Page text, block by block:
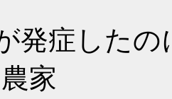
発症した
家